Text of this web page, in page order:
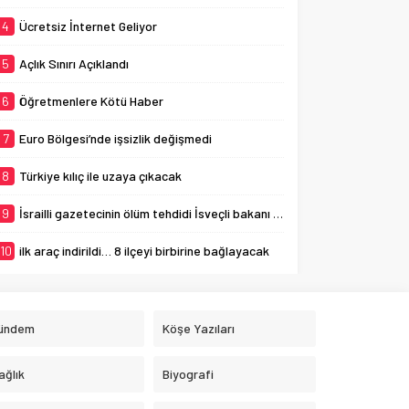
4 Ücretsiz İnternet Geliyor
5 Açlık Sınırı Açıklandı
6 Öğretmenlere Kötü Haber
7 Euro Bölgesi’nde işsizlik değişmedi
8 Türkiye kılıç ile uzaya çıkacak
9 İsrailli gazetecinin ölüm tehdidi İsveçli bakanı ağlattı
10 ilk araç indirildi… 8 ilçeyi birbirine bağlayacak
Köşe Yazıları
Biyografi